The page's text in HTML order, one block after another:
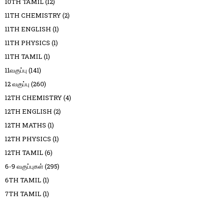
11TH CHEMISTRY(2)
11TH ENGLISH (1)
11TH PHYSICS (1)
11TH TAMIL(1)
11வகுப்பு (141)
12 வகுப்பு (260)
12TH CHEMISTRY(4)
12TH ENGLISH (2)
12TH MATHS (1)
12TH PHYSICS (1)
12TH TAMIL(6)
6-9 வகுப்புகள்(295)
6TH TAMIL(1)
7TH TAMIL(1)